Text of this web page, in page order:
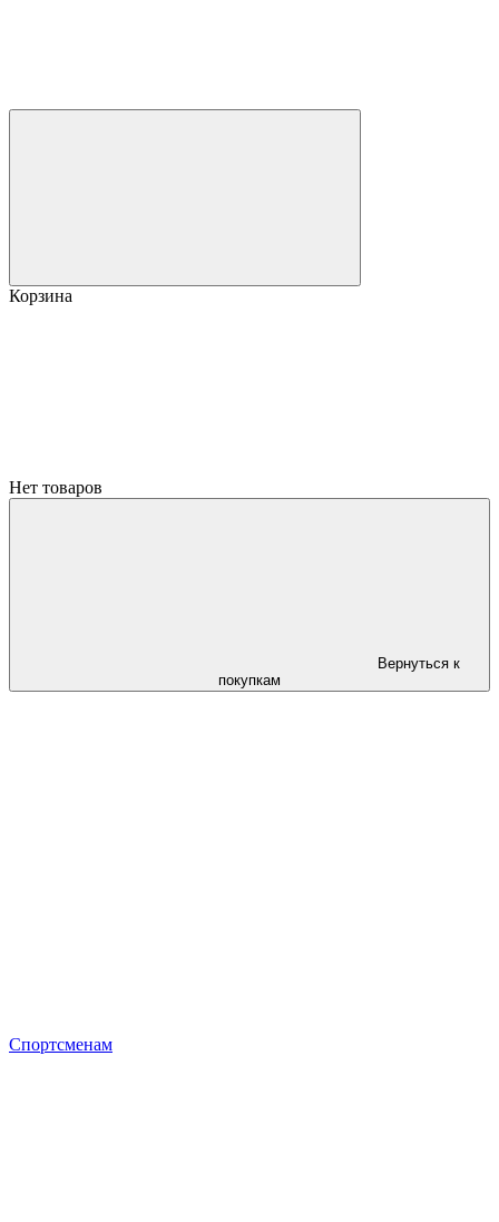
Корзина
Нет товаров
Вернуться к
покупкам
Спортсменам